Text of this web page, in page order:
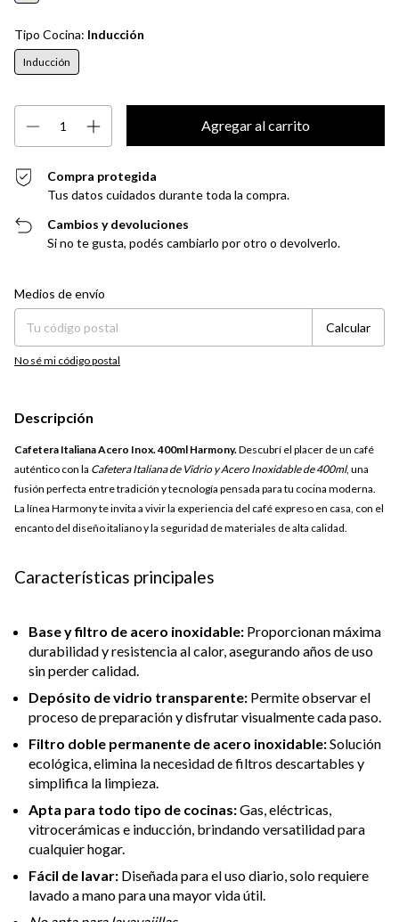
Tipo Cocina: Inducción
Inducción
Compra protegida
Tus datos cuidados durante toda la compra.
Cambios y devoluciones
Si no te gusta, podés cambiarlo por otro o devolverlo.
Entregas para el CP:
Medios de envío
Calcular
No sé mi código postal
Descripción
Cafetera Italiana Acero Inox. 400ml Harmony.Descubrí el placer de un café
auténtico con la Cafetera Italiana de Vidrio y Acero Inoxidable de 400ml, una
fusión perfecta entre tradición y tecnología pensada para tu cocina moderna.
La línea Harmony te invita a vivir la experiencia del café expreso en casa, con el
encanto del diseño italiano y la seguridad de materiales de alta calidad.
Características principales
Base y filtro de acero inoxidable: Proporcionan máxima
durabilidad y resistencia al calor, asegurando años de uso
sin perder calidad.
Depósito de vidrio transparente: Permite observar el
proceso de preparación y disfrutar visualmente cada paso.
Filtro doble permanente de acero inoxidable:Solución
ecológica, elimina la necesidad de filtros descartables y
simplifica la limpieza.
Apta para todo tipo de cocinas:Gas, eléctricas,
vitrocerámicas e inducción, brindando versatilidad para
cualquier hogar.
Fácil de lavar: Diseñada para el uso diario, solo requiere
lavado a mano para una mayor vida útil.